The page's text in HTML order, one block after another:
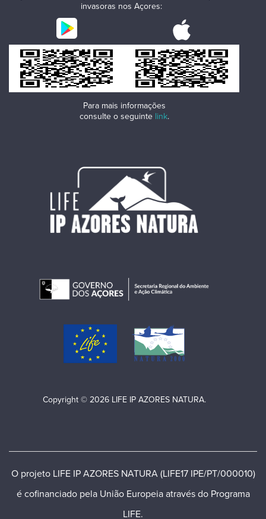
Copyright © 2026 LIFE IP AZORES NATURA.
invasoras nos Açores:
Para mais informações
consulte o seguinte link.
O projeto LIFE IP AZORES NATURA (LIFE17 IPE/PT/000010)
é cofinanciado pela União Europeia através do Programa
LIFE.